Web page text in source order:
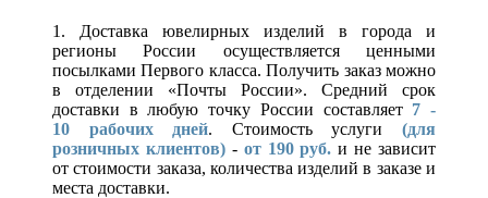
1. Доставка ювелирных изделий в города и
регионы России осуществляется ценными
посылками Первого класса. Получить заказ можно
в отделении «Почты России». Средний срок
доставки в любую точку России составляет 7 -
10 рабочих дней. Стоимость услуги(для
розничных клиентов)- от 190 руб. и не зависит
от стоимости заказа, количества изделий в заказе и
места доставки.